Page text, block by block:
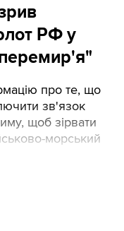
РФ у
про те, що
зв'язок
щоб зірвати
морський